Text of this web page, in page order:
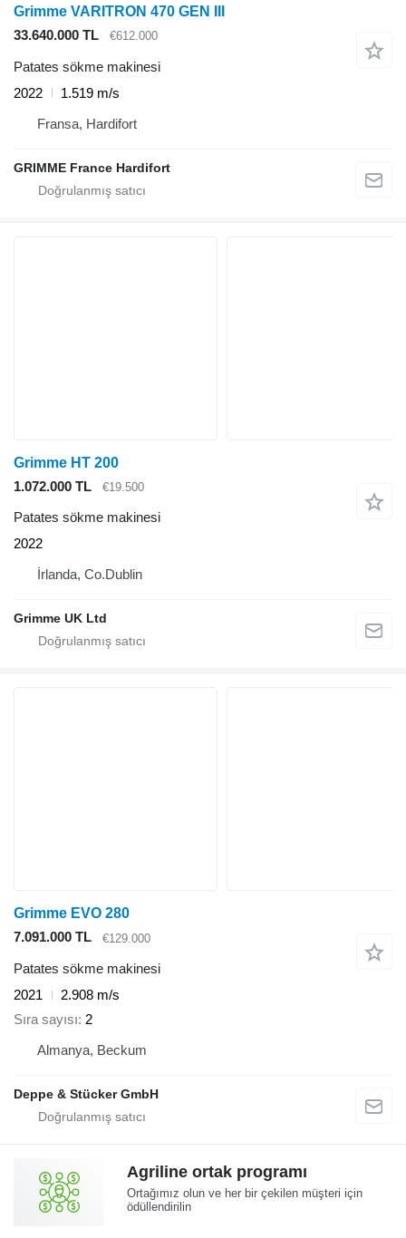
Grimme VARITRON 470 GEN III
33.640.000 TL
€612.000
Patates sökme makinesi
2022
1.519 m/s
Fransa, Hardifort
GRIMME France Hardifort
Grimme HT 200
1.072.000 TL
€19.500
Patates sökme makinesi
2022
İrlanda, Co.Dublin
Grimme UK Ltd
Grimme EVO 280
7.091.000 TL
€129.000
Patates sökme makinesi
2021
2.908 m/s
Sıra sayısı 2
Almanya, Beckum
Deppe & Stücker GmbH
Agriline ortak programı
Ortağımız olun ve her bir çekilen müşteri için
ödüllendirilin